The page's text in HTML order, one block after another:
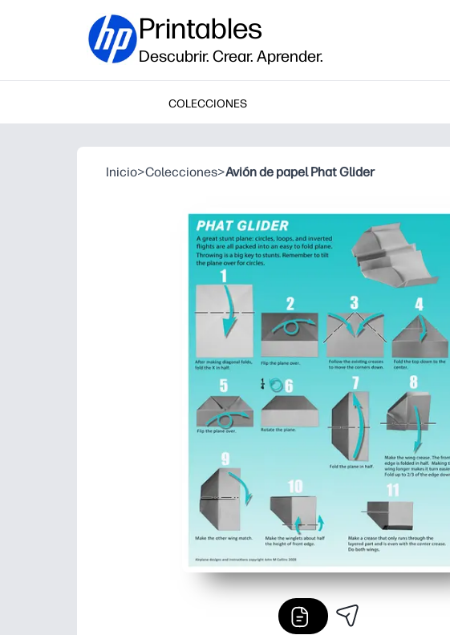
Printables
Descubrir. Crear. Aprender.
COLECCIONES
Inicio>Colecciones>Avión de papel Phat Glider